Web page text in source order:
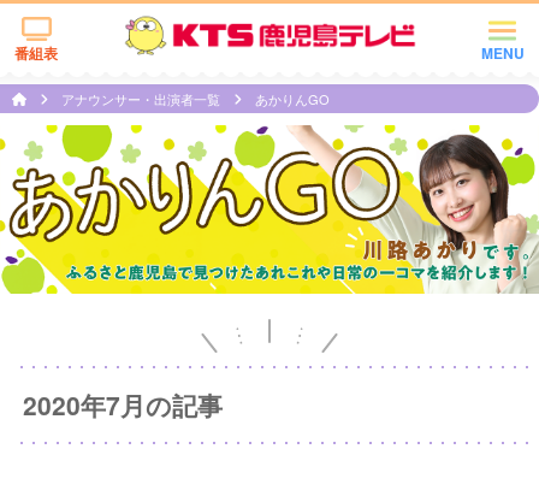
MENU
番組表
アナウンサー・出演者一覧 あかりんGO
2020年7月の記事